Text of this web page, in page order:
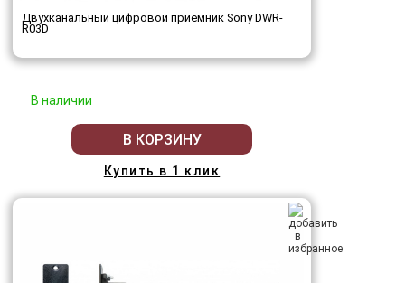
Двухканальный цифровой приемник Sony DWR-
R03D
В наличии
В КОРЗИНУ
Купить в 1 клик